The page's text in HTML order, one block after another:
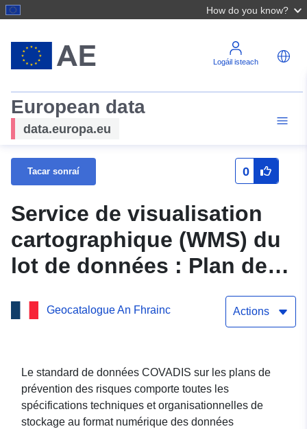
How do you know?
Logáil isteach
European data
data.europa.eu
Tacar sonraí 0
Service de visualisation
cartographique (WMS) du
lot de données : Plan de
prévention des risques
retrait-gonflement des
Nougaroulet (Gers)
Geocatalogue An Fhrainc Actions
Le standard de données COVADIS sur les plans de
prévention des risques comporte toutes les
spécifications techniques et organisationnelles de
stockage au format numérique des données